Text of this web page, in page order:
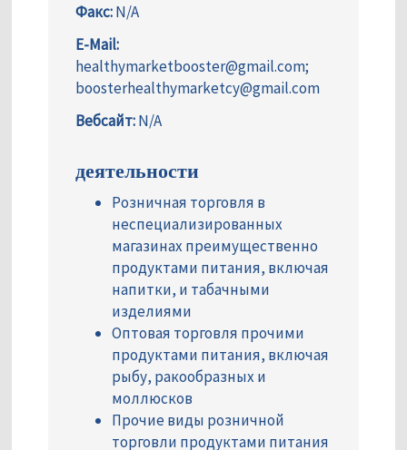
Факс:N/A
E-Mail:
healthymarketbooster@gmail.com;
boosterhealthymarketcy@gmail.com
Вебсайт:N/A
деятельности
Розничная торговля в
неспециализированных
магазинах преимущественно
продуктами питания, включая
напитки, и табачными
изделиями
Оптовая торговля прочими
продуктами питания, включая
рыбу, ракообразных и
моллюсков
Прочие виды розничной
торговли продуктами питания